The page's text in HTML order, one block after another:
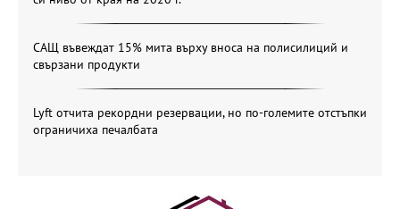
САЩ въвеждат 15% мита върху вноса на полисилиций и
свързани продукти
Lyft отчита рекордни резервации, но по-големите отстъпки
ограничиха печалбата